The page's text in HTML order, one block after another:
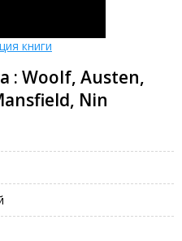
книги
: Woolf, Austen,
Nin